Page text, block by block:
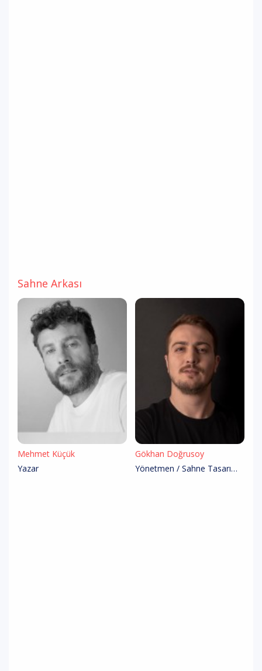
Sahne Arkası
Mehmet Küçük
Yazar
Gökhan Doğrusoy
Yönetmen / Sahne Tasarım / Dramaturg